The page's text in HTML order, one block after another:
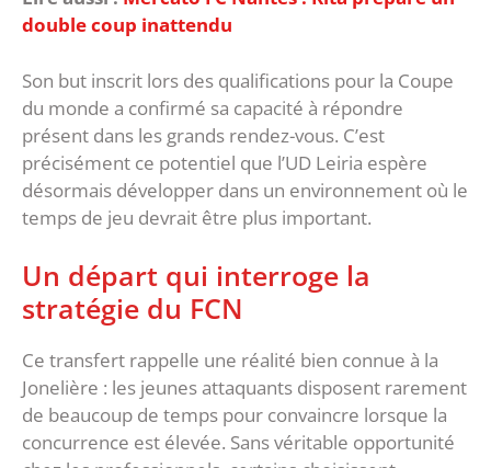
double coup inattendu
‎Son but inscrit lors des qualifications pour la Coupe
du monde a confirmé sa capacité à répondre
présent dans les grands rendez-vous. C’est
précisément ce potentiel que l’UD Leiria espère
désormais développer dans un environnement où le
temps de jeu devrait être plus important.
‎Un départ qui interroge la
stratégie du FCN
‎Ce transfert rappelle une réalité bien connue à la
Jonelière : les jeunes attaquants disposent rarement
de beaucoup de temps pour convaincre lorsque la
concurrence est élevée. Sans véritable opportunité